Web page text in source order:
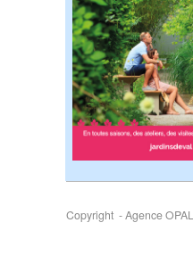
Copyright - Agence